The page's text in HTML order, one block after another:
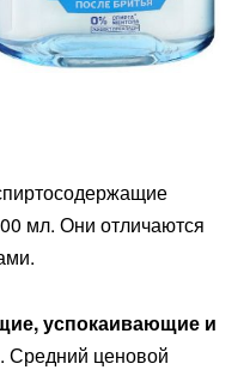
мл. Они отличаются
успокаивающие и
. Средний ценовой